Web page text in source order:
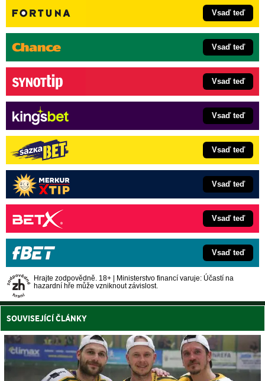
Vsaď teď
Vsaď teď
Vsaď teď
Vsaď teď
Vsaď teď
Vsaď teď
Vsaď teď
Vsaď teď
Hrajte zodpovědně. 18+ | Ministerstvo financí varuje: Účastí na
hazardní hře může vzniknout závislost.
SOUVISEJÍCÍ ČLÁNKY